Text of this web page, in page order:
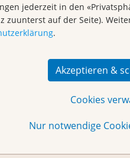
jederzeit in den
zuunterst auf der Seite).
.
Akzeptieren &
Cookies
Nur notwendige
&